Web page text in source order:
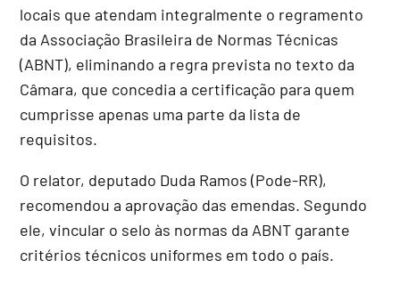
locais que atendam integralmente o regramento
da Associação Brasileira de Normas Técnicas
(ABNT), eliminando a regra prevista no texto da
Câmara, que concedia a certificação para quem
cumprisse apenas uma parte da lista de
requisitos.
O relator, deputado Duda Ramos (Pode-RR),
recomendou a aprovação das emendas. Segundo
ele, vincular o selo às normas da ABNT garante
critérios técnicos uniformes em todo o país.